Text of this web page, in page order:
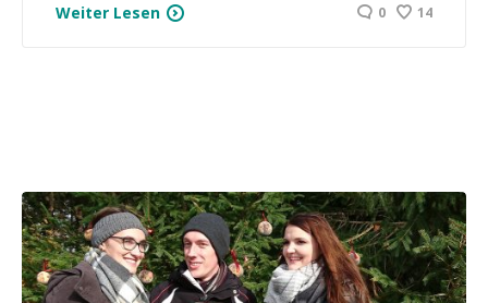
Weiter Lesen 0 14